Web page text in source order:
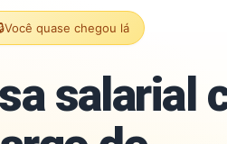
Você quase chegou lá
salarial